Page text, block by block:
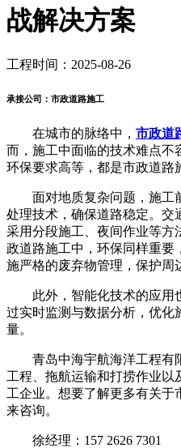
战解决方案
工程时间：2025-08-26
承接公司：市政道路施工
在城市的脉络中， 市政道
而，施工中面临的技术难点不
环保要求高等，都是市政道路
面对地质复杂问题，施工
处理技术，确保道路稳定。交
采用分段施工、夜间作业等方
政道路施工中，环保同样重要
施严格的废弃物管理，保护周
此外，智能化技术的应用
过实时监测与数据分析，优化
量。
青岛中海宇航海洋工程有
工程、拖航运输和打捞作业
工企业。想要了解更多有关
来咨询。
徐经理：157 2626 7301